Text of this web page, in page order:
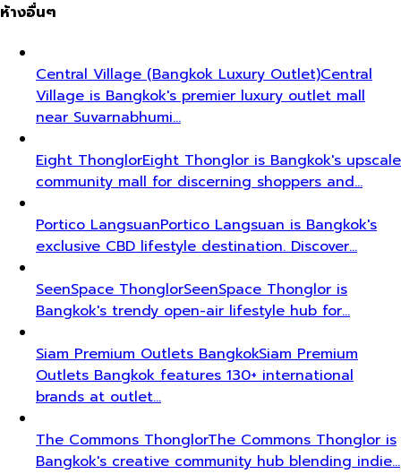
ห้างอื่นๆ
Central Village (Bangkok Luxury Outlet)Central
Village is Bangkok's premier luxury outlet mall
near Suvarnabhumi…
Eight ThonglorEight Thonglor is Bangkok's upscale
community mall for discerning shoppers and…
Portico LangsuanPortico Langsuan is Bangkok's
exclusive CBD lifestyle destination. Discover…
SeenSpace ThonglorSeenSpace Thonglor is
Bangkok's trendy open-air lifestyle hub for…
Siam Premium Outlets BangkokSiam Premium
Outlets Bangkok features 130+ international
brands at outlet…
The Commons ThonglorThe Commons Thonglor is
Bangkok's creative community hub blending indie…